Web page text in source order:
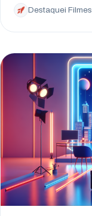
Destaquei Filmes